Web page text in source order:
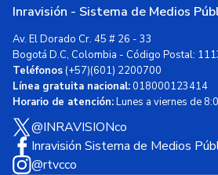
Inravisión - Sistema de Medios
Av. El Dorado Cr. 45 # 26 - 33
Bogotá D.C, Colombia - Código Postal:
Teléfonos(+57)(601) 2200700
Línea gratuita nacional:018000123414
Horario de atención:Lunes a viernes de
@INRAVISIONco
Inravisión Sistema de Medios
@rtvcco